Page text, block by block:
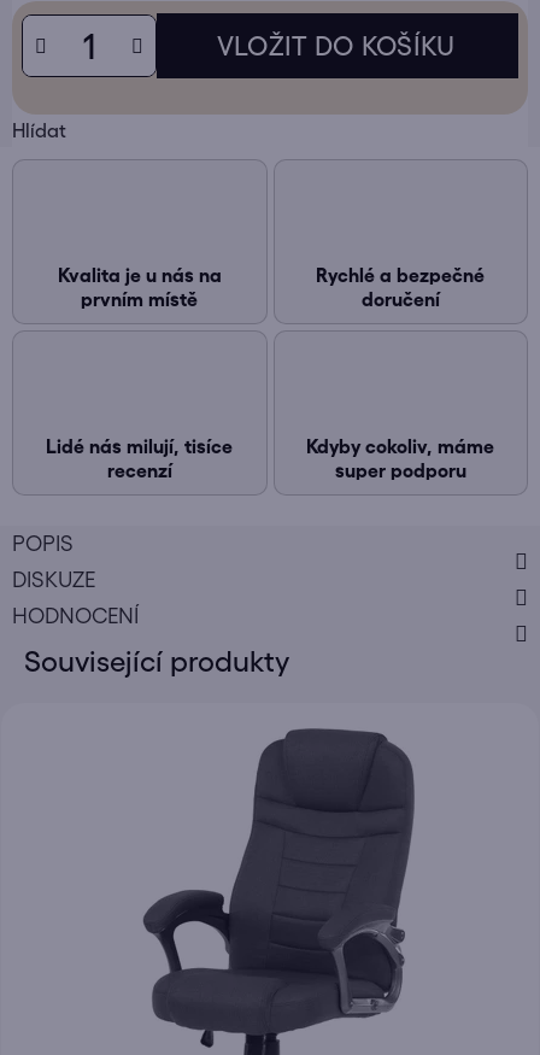
Hlídat
Kvalita je u nás na
prvním místě
Rychlé a bezpečné
doručení
Lidé nás milují, tisíce
recenzí
Kdyby cokoliv, máme
super podporu
POPIS
DISKUZE
HODNOCENÍ
Související produkty